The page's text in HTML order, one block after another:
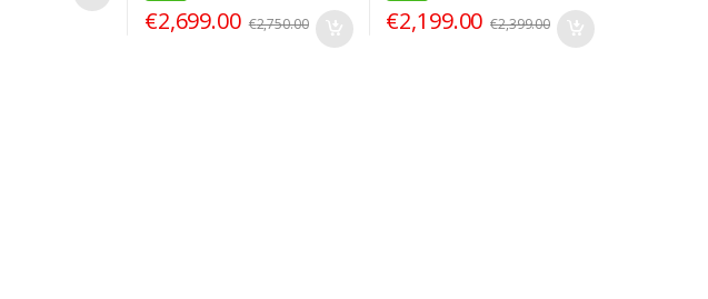
€2,699.00 €2,750.00 €2,199.00 €2,399.00